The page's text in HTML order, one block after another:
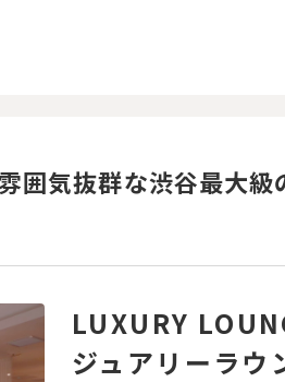
囲気抜群な渋谷最大級
LUXURY
ジュアリーラウ